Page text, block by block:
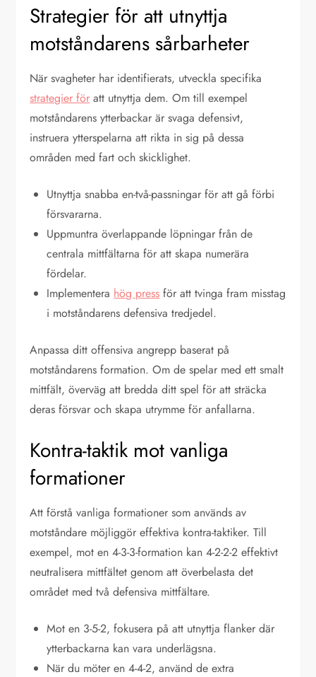
Strategier för att utnyttja
motståndarens sårbarheter
När svagheter har identifierats, utveckla specifika
strategier för att utnyttja dem. Om till exempel
motståndarens ytterbackar är svaga defensivt,
instruera ytterspelarna att rikta in sig på dessa
områden med fart och skicklighet.
Utnyttja snabba en-två-passningar för att gå förbi
försvararna.
Uppmuntra överlappande löpningar från de
centrala mittfältarna för att skapa numerära
fördelar.
Implementera hög press för att tvinga fram misstag
i motståndarens defensiva tredjedel.
Anpassa ditt offensiva angrepp baserat på
motståndarens formation. Om de spelar med ett smalt
mittfält, överväg att bredda ditt spel för att sträcka
deras försvar och skapa utrymme för anfallarna.
Kontra-taktik mot vanliga
formationer
Att förstå vanliga formationer som används av
motståndare möjliggör effektiva kontra-taktiker. Till
exempel, mot en 4-3-3-formation kan 4-2-2-2 effektivt
neutralisera mittfältet genom att överbelasta det
området med två defensiva mittfältare.
Mot en 3-5-2, fokusera på att utnyttja flanker där
ytterbackarna kan vara underlägsna.
När du möter en 4-4-2, använd de extra